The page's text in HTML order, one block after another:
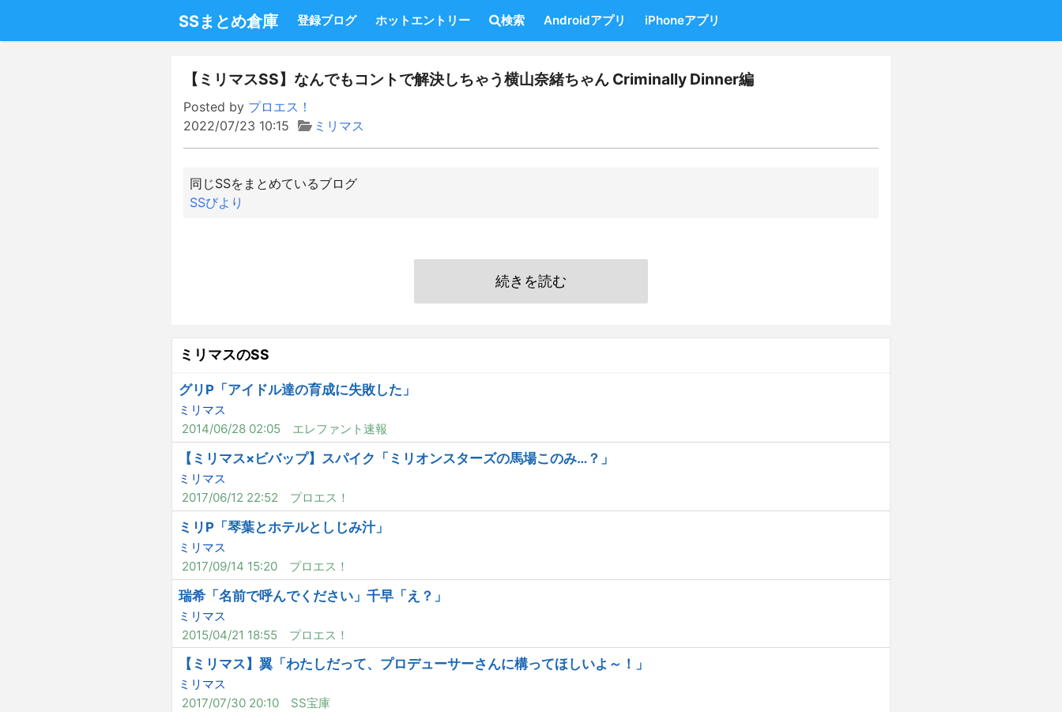
SSまとめ倉庫 登録ブログ ホットエントリー 検索 Androidアプリ iPhoneアプリ
【ミリマスSS】なんでもコントで解決しちゃう横山奈緒ちゃん Criminally Dinner編
Posted by プロエス！
2022/07/23 10:15
ミリマス
同じSSをまとめているブログ
SSびより
続きを読む
ミリマスのSS
グリP「アイドル達の育成に失敗した」
ミリマス
2014/06/28 02:05
エレファント速報
【ミリマス×ビバップ】スパイク「ミリオンスターズの馬場このみ…？」
ミリマス
2017/06/12 22:52
プロエス！
ミリP「琴葉とホテルとしじみ汁」
ミリマス
2017/09/14 15:20
プロエス！
瑞希「名前で呼んでください」千早「え？」
ミリマス
2015/04/21 18:55
プロエス！
【ミリマス】翼「わたしだって、プロデューサーさんに構ってほしいよ～！」
ミリマス
2017/07/30 20:10
SS宝庫